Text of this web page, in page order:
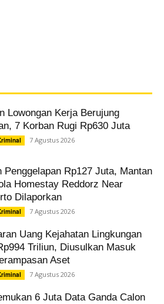
Lowongan Kerja Berujung
7 Korban Rugi Rp630 Juta
7 Agustus 2026
Penggelapan Rp127 Juta, Mantan
Homestay Reddorz Near
Dilaporkan
7 Agustus 2026
Uang Kejahatan Lingkungan
Triliun, Diusulkan Masuk
Aset
7 Agustus 2026
6 Juta Data Ganda Calon